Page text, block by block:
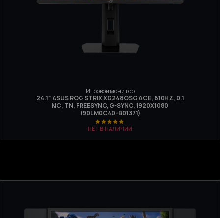
Игровой монитор
24.1" ASUS ROG STRIX XG248QSG ACE, 610HZ, 0.1
МС, TN, FREESYNC, G-SYNC, 1920X1080
(90LM0C40-B01371)
НЕТ В НАЛИЧИИ